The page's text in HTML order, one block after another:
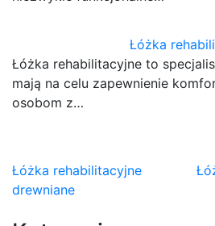
Łóżka
Łóżka rehabilitacyjne to
mają na celu zapewnienie
osobom z…
Nawigacja
wpisu
Łóżka rehabilitacyjne
drewniane